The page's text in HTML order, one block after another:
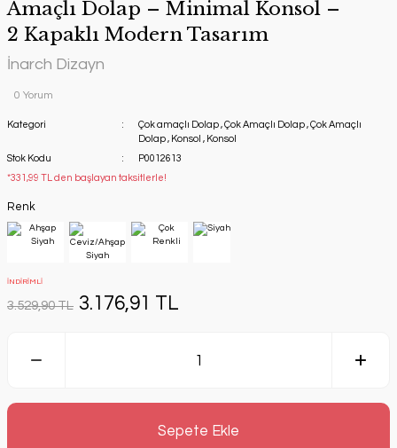
Amaçlı Dolap – Minimal Konsol –
2 Kapaklı Modern Tasarım
İnarch Dizayn
0 Yorum
Kategori Çok amaçlı Dolap ,Çok Amaçlı Dolap ,Çok Amaçlı
Dolap , Konsol , Konsol
Stok Kodu
P0012613
*331,99 TL den başlayan taksitlerle!
Renk
İNDİRİMLİ
3.529,90 TL 3.176,91 TL
Sepete Ekle